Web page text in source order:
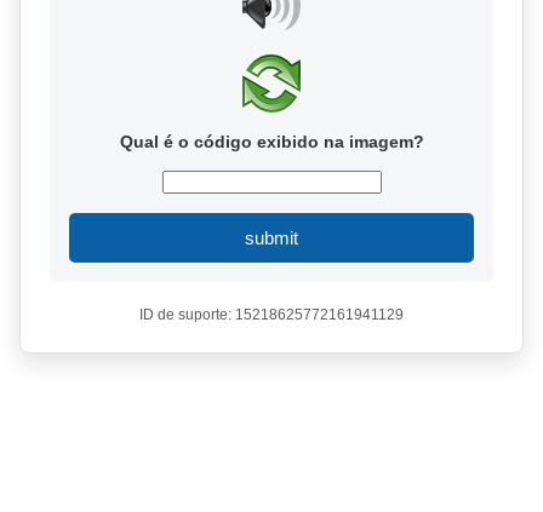
Qual é o código exibido na imagem?
submit
ID de suporte: 15218625772161941129